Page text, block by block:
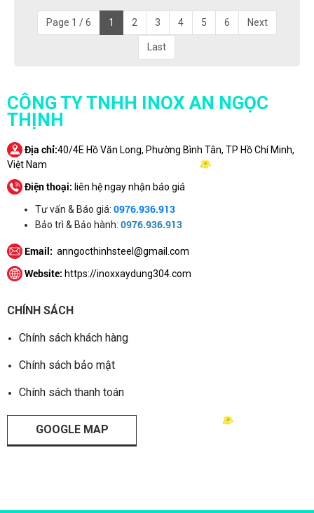
Page 1 / 6 1 2 3 4 5 6 Next
Last
CÔNG TY TNHH INOX AN NGỌC
THỊNH
Địa chỉ:40/4E Hồ Văn Long, Phường Bình Tân, TP Hồ Chí Minh,
Việt Nam
Điện thoại: liên hệ ngay nhận báo giá
Tư vấn & Báo giá: 0976.936.913
Bảo trì & Bảo hành: 0976.936.913
Email: anngocthinhsteel@gmail.com
Website: https://inoxxaydung304.com
CHÍNH SÁCH
Chính sách khách hàng
Chính sách bảo mật
Chính sách thanh toán
GOOGLE MAP